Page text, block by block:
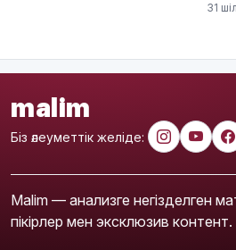
31
malim
Біз әлеуметтік желіде:
Malim — анализге негізделген
пікірлер мен эксклюзив контент.